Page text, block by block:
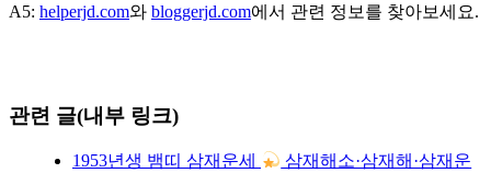
A5: helperjd.com와 bloggerjd.com에서 관련 정보를 찾아보세요.
관련 글(내부 링크)
1953년생 뱀띠 삼재운세
삼재해소·삼재해·삼재운